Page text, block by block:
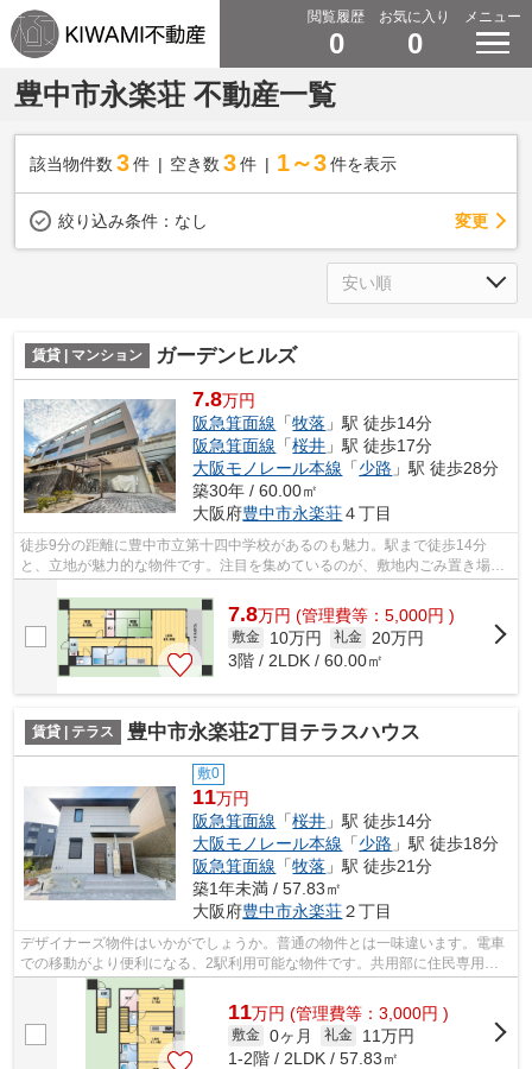
閲覧履歴
0
お気に入り
0
メニュー
豊中市永楽荘 不動産一覧
該当物件数 3件 空き数 3 件 1～3 件を表示
絞り込み条件： なし 変更
賃貸 | マンション ガーデンヒルズ
7.8万円
阪急箕面線 「牧落 」駅 徒歩14分
阪急箕面線 「桜井 」駅 徒歩17分
大阪モノレール本線 「少路 」駅 徒歩28分
築30年 / 60.00㎡
大阪府豊中市永楽荘４丁目
徒歩9分の距離に豊中市立第十四中学校があるのも魅力。駅まで徒歩14分
と、立地が魅力的な物件です。注目を集めているのが、敷地内ごみ置き場の
7.8万円 (管理費等：5,000円 )
敷金 10万円 礼金
20万円
3階 / 2LDK / 60.00㎡
賃貸 | テラス 豊中市永楽荘2丁目テラスハウス
敷0
11万円
阪急箕面線 「桜井 」駅 徒歩14分
大阪モノレール本線 「少路 」駅 徒歩18分
阪急箕面線 「牧落 」駅 徒歩21分
築1年未満 / 57.83㎡
大阪府豊中市永楽荘２丁目
デザイナーズ物件はいかがでしょうか。普通の物件とは一味違います。電車
での移動がより便利になる、2駅利用可能な物件です。共用部に住民専用の
ゴミ置き場を備えているので、面倒なゴ...
11万円 (管理費等：3,000円 )
敷金 0ヶ月 礼金
11万円
1-2階 / 2LDK / 57.83㎡